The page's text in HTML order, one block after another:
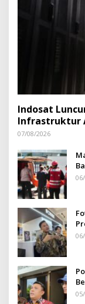
Indosat
Infrastruktur
07/08/2026